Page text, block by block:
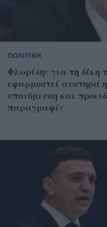
ΠΟΛΙΤΙΚΗ
Φλωρίδης για τη
εφαρμοστεί αυστηρά
υπονόμευση και
παραγραφές